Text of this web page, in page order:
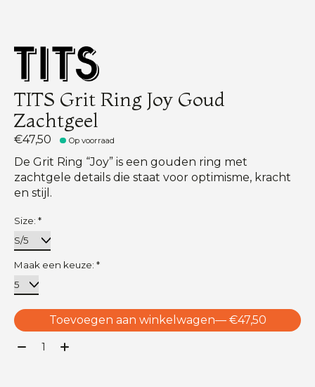
TITS Grit Ring Joy Goud
Zachtgeel
€47,50 Op voorraad
De Grit Ring “Joy” is een gouden ring met
zachtgele details die staat voor optimisme, kracht
en stijl.
Size: *
Maak een keuze: *
Toevoegen aan winkelwagen
— €47,50
Aantal: